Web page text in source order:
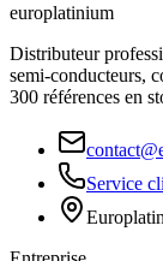
europlatinium
Distributeur
semi-conducteurs,
300 références en
Service